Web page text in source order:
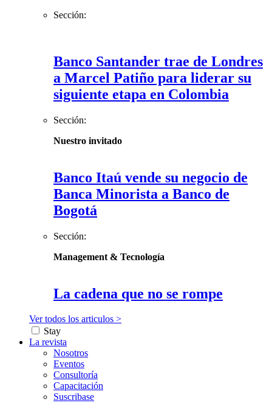
Sección:
Banco Santander trae de Londres
a Marcel Patiño para liderar su
siguiente etapa en Colombia
Sección:
Nuestro invitado
Banco Itaú vende su negocio de
Banca Minorista a Banco de
Bogotá
Sección:
Management & Tecnología
La cadena que no se rompe
Ver todos los articulos >
Stay
La revista
Nosotros
Eventos
Consultoría
Capacitación
Suscribase